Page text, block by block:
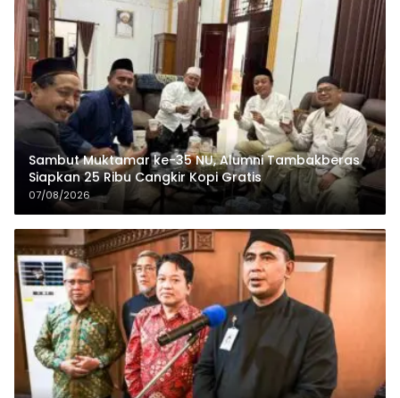
Sambut Muktamar ke-35 NU, Alumni Tambakberas
Siapkan 25 Ribu Cangkir Kopi Gratis
07/08/2026